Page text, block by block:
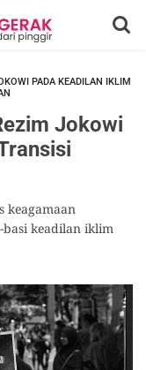
PADA KEADILAN IKLIM
Jokowi
keagamaan
keadilan iklim